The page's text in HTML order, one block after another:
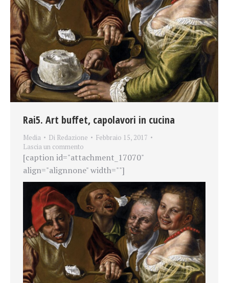
Rai5. Art buffet, capolavori in cucina
Media Di Redazione
Febbraio 15, 2017
Lascia un commento
[caption id="attachment_17070"
align="alignnone" width=""]